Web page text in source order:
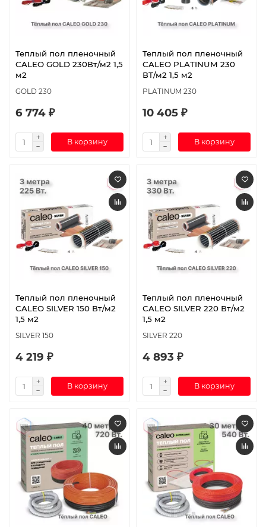
Теплый пол пленочный
CALEO GOLD 230Вт/м2 1,5
м2
GOLD 230
6 774 ₽
В корзину
Теплый пол пленочный
CALEO PLATINUM 230
ВТ/м2 1,5 м2
PLATINUM 230
10 405 ₽
В корзину
Теплый пол пленочный
CALEO SILVER 150 Вт/м2
1,5 м2
SILVER 150
4 219 ₽
В корзину
Теплый пол пленочный
CALEO SILVER 220 Вт/м2
1,5 м2
SILVER 220
4 893 ₽
В корзину